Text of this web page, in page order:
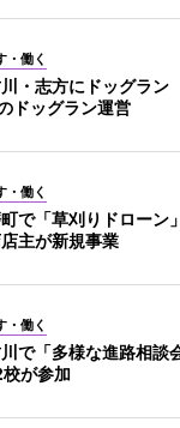
・働く
・志方にドッグラ
ドッグラン運営
・働く
で「草刈りドロー
主が新規事業
・働く
で「多様な進路相
校が参加